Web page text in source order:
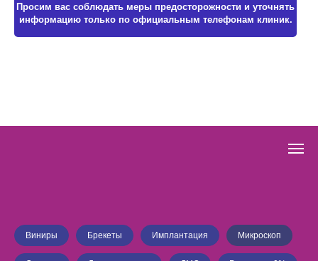
Просим вас соблюдать меры предосторожности и уточнять
информацию только по официальным телефонам клиник.
Виниры Брекеты Имплантация Микроскоп